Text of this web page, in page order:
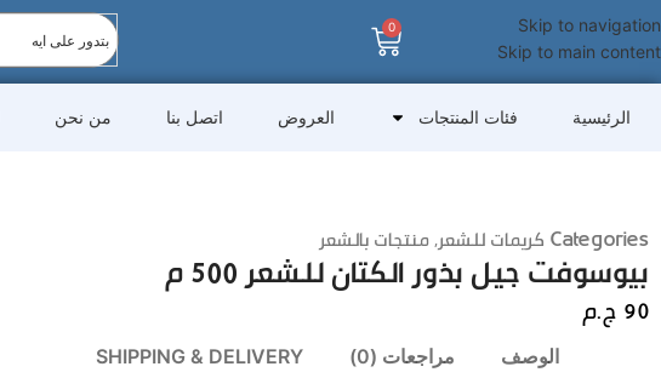
Skip to navigation
Skip to main content
0
الرئيسية فئات المنتجات العروض اتصل بنا من نحن
Categories كريمات للشعر,منتجات بالشعر
بيوسوفت جيل بذور الكتان للشعر 500 م
90ج.م
الوصف مراجعات (0) SHIPPING & DELIVERY